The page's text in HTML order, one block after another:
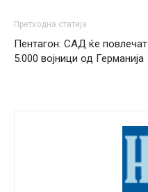
Претходна статија
Пентагон: САД ќе повлечат
5.000 војници од Германија